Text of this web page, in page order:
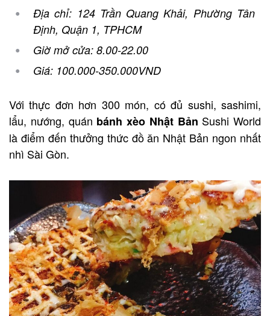
Địa chỉ: 124 Trần Quang Khải, Phường Tân
Định, Quận 1, TPHCM
Giờ mở cửa: 8.00-22.00
Giá: 100.000-350.000VND
Với thực đơn hơn 300 món, có đủ sushi, sashimi,
lẩu, nướng, quán bánh xèo Nhật Bản Sushi World
là điểm đến thưởng thức đồ ăn Nhật Bản ngon nhất
nhì Sài Gòn.